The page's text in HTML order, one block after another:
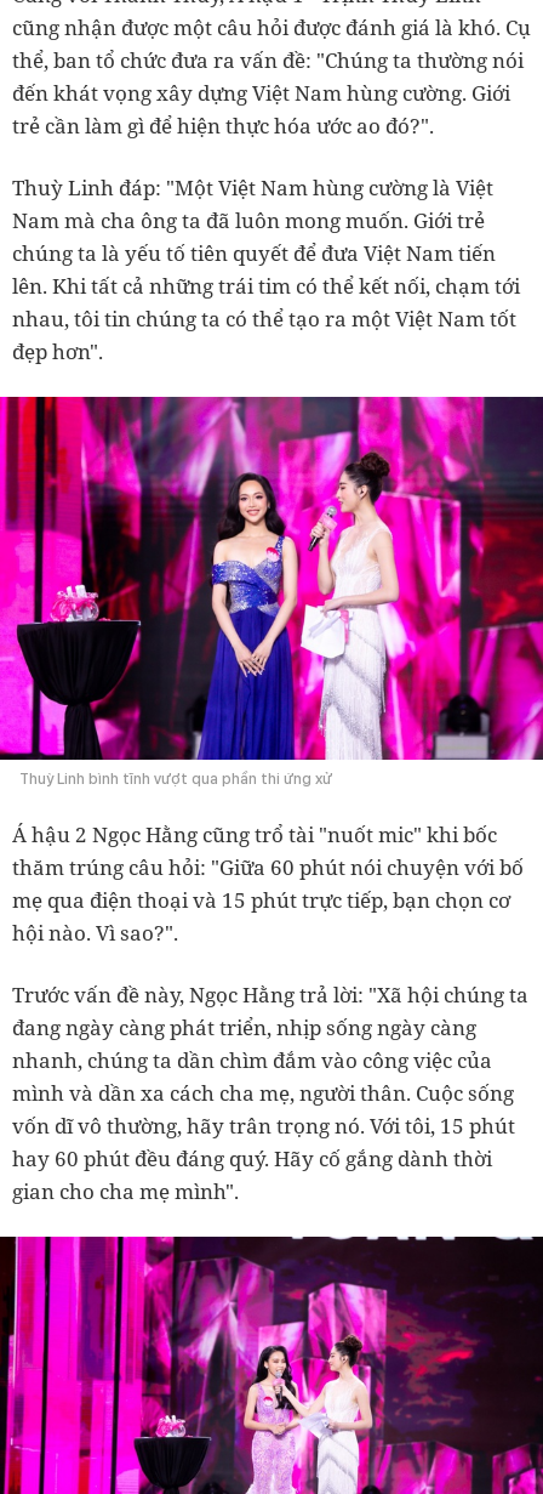
cũng nhận được một câu hỏi được đánh giá là khó. Cụ
thể, ban tổ chức đưa ra vấn đề: "Chúng ta thường nói
đến khát vọng xây dựng Việt Nam hùng cường. Giới
trẻ cần làm gì để hiện thực hóa ước ao đó?".
Thuỳ Linh đáp: "Một Việt Nam hùng cường là Việt
Nam mà cha ông ta đã luôn mong muốn. Giới trẻ
chúng ta là yếu tố tiên quyết để đưa Việt Nam tiến
lên. Khi tất cả những trái tim có thể kết nối, chạm tới
nhau, tôi tin chúng ta có thể tạo ra một Việt Nam tốt
đẹp hơn".
Thuỳ Linh bình tĩnh vượt qua phần thi ứng xử
Á hậu 2 Ngọc Hằng cũng trổ tài "nuốt mic" khi bốc
thăm trúng câu hỏi: "Giữa 60 phút nói chuyện với bố
mẹ qua điện thoại và 15 phút trực tiếp, bạn chọn cơ
hội nào. Vì sao?".
Trước vấn đề này, Ngọc Hằng trả lời: "Xã hội chúng ta
đang ngày càng phát triển, nhịp sống ngày càng
nhanh, chúng ta dần chìm đắm vào công việc của
mình và dần xa cách cha mẹ, người thân. Cuộc sống
vốn dĩ vô thường, hãy trân trọng nó. Với tôi, 15 phút
hay 60 phút đều đáng quý. Hãy cố gắng dành thời
gian cho cha mẹ mình".